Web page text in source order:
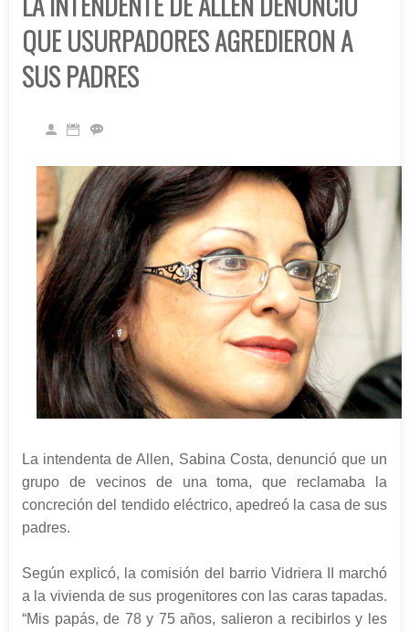
QUE USURPADORES AGREDIERON A
SUS PADRES
La intendenta de Allen, Sabina Costa, denunció que un
grupo de vecinos de una toma, que reclamaba la
concreción del tendido eléctrico, apedreó la casa de sus
padres.
Según explicó, la comisión del barrio Vidriera II marchó
a la vivienda de sus progenitores con las caras tapadas.
“Mis papás, de 78 y 75 años, salieron a recibirlos y les